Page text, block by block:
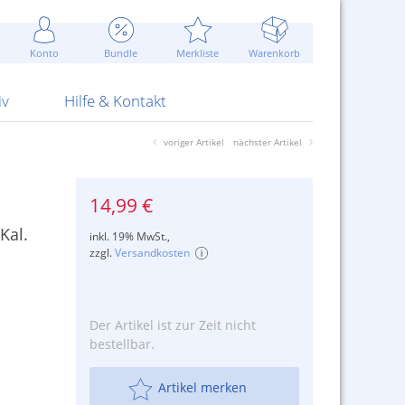
Konto Bundle Merkliste Warenkorb
Attrappen Blitzschnell...
Sommerpreise u.v.m.
ARS Pirotecnia
Hilfe & Kontakt
Kontaktformular
AGB
voriger Artikel nächster Artikel
14,99 €
inkl. 19% MwSt.,
zzgl.Versandkosten
Der Artikel ist zur Zeit nicht
bestellbar.
Artikel merken